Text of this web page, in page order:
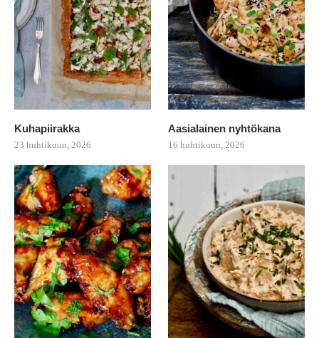
Kuhapiirakka
23 huhtikuun, 2026
Aasialainen nyhtökana
16 huhtikuun, 2026